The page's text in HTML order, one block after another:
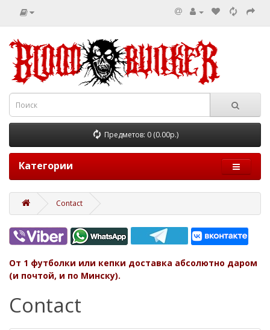
Предметов: 0 (0.00р.)
Категории
Contact
От 1 футболки или кепки доставка абсолютно даром
(и почтой, и по Минску).
Contact